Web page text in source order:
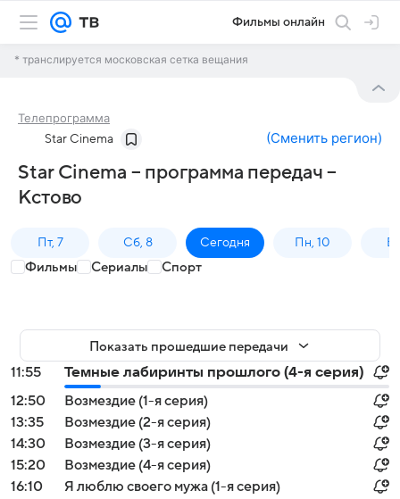
Фильмы онлайн
* транслируется московская сетка вещания
Телепрограмма
Star Cinema (Сменить регион)
Star Cinema – программа передач –
Кстово
Пт, 7 Сб, 8 Сегодня Пн, 10
Фильмы Сериалы Спорт
Показать прошедшие передачи
11:55
Темные лабиринты прошлого (4-я серия)
12:50
Возмездие (1-я серия)
13:35
Возмездие (2-я серия)
14:30
Возмездие (3-я серия)
15:20
Возмездие (4-я серия)
16:10
Я люблю своего мужа (1-я серия)